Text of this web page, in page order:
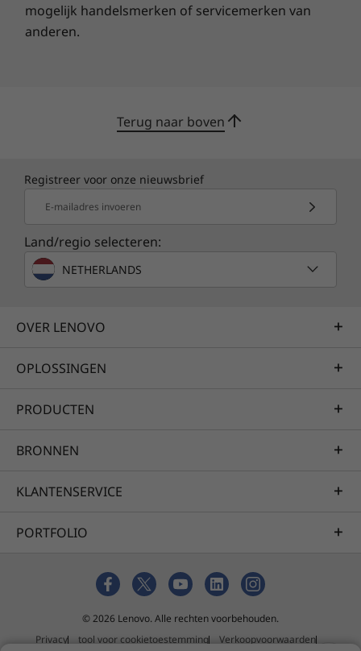
Constante ondersteuning van het
Constante
ondersteuning van
samenwerkingsruimte die is uitgerust met
Microsoft-apps, profiteer je ook van een jaar
vanuit zowel software- als hardware-
mogelijk handelsmerken of servicemerken van
anderen.
Terug naar boven
Registreer voor onze nieuwsbrief
E-mailadres invoeren
Land/regio selecteren:
NETHERLANDS
OVER LENOVO
OPLOSSINGEN
PRODUCTEN
BRONNEN
KLANTENSERVICE
PORTFOLIO
© 2026 Lenovo. Alle rechten voorbehouden.
Privacy
tool voor cookietoestemming Verkoopvoorwaarden